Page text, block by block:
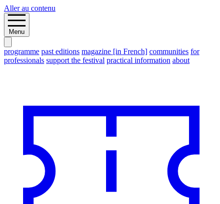
Aller au contenu
Menu
programme past editions magazine [in French] communities for
professionals support the festival practical information about